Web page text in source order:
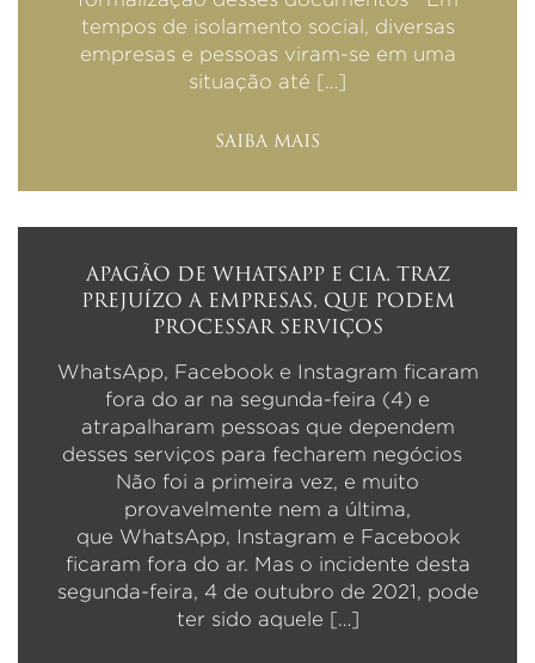
tempos de isolamento social, diversas
empresas e pessoas viram-se em uma
situação até […]
SAIBA MAIS
APAGÃO DE WHATSAPP E CIA. TRAZ
PREJUÍZO A EMPRESAS, QUE PODEM
PROCESSAR SERVIÇOS
WhatsApp, Facebook e Instagram ficaram
fora do ar na segunda-feira (4) e
atrapalharam pessoas que dependem
desses serviços para fecharem negócios
Não foi a primeira vez, e muito
provavelmente nem a última,
que WhatsApp, Instagram e Facebook
ficaram fora do ar. Mas o incidente desta
segunda-feira, 4 de outubro de 2021, pode
ter sido aquele […]